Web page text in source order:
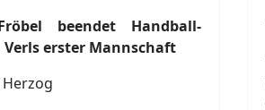
beendet Handball-
erster Mannschaft